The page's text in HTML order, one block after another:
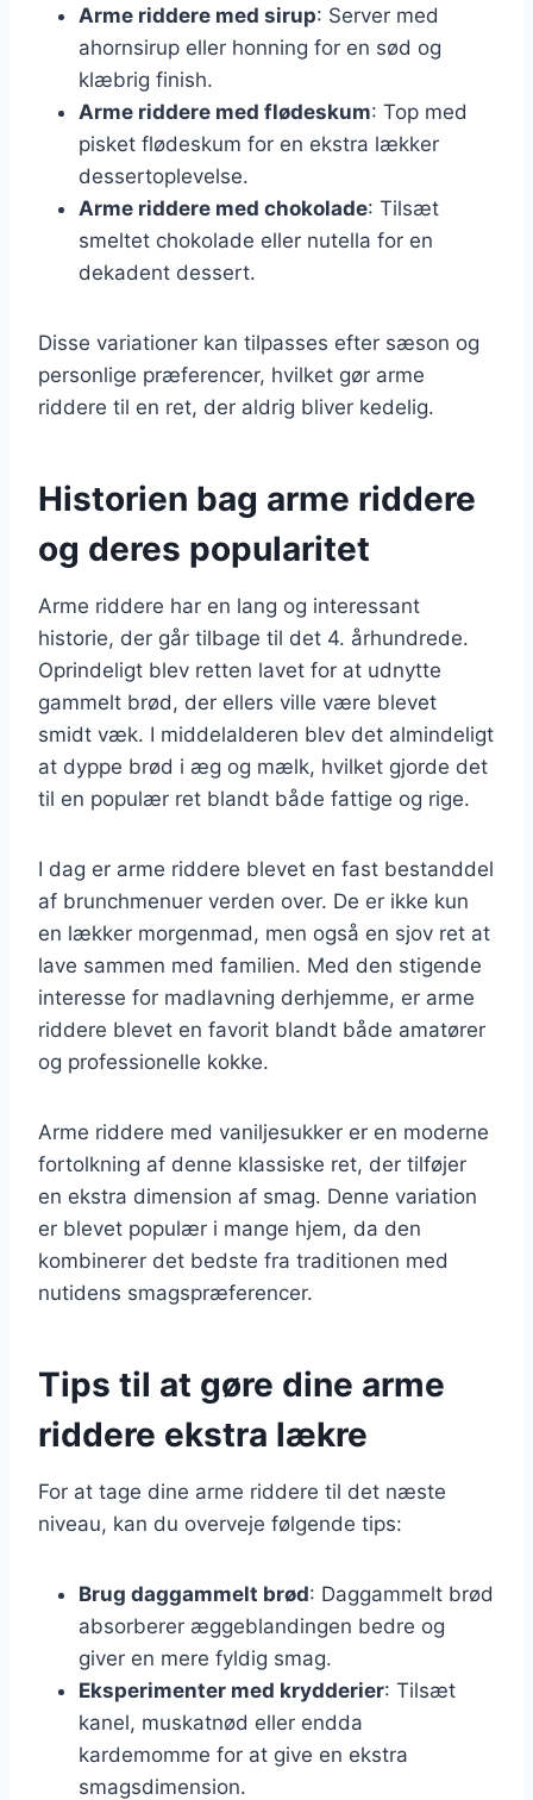
Arme riddere med sirup: Server med
ahornsirup eller honning for en sød og
klæbrig finish.
Arme riddere med flødeskum: Top med
pisket flødeskum for en ekstra lækker
dessertoplevelse.
Arme riddere med chokolade: Tilsæt
smeltet chokolade eller nutella for en
dekadent dessert.
Disse variationer kan tilpasses efter sæson og
personlige præferencer, hvilket gør arme
riddere til en ret, der aldrig bliver kedelig.
Historien bag arme riddere
og deres popularitet
Arme riddere har en lang og interessant
historie, der går tilbage til det 4. århundrede.
Oprindeligt blev retten lavet for at udnytte
gammelt brød, der ellers ville være blevet
smidt væk. I middelalderen blev det almindeligt
at dyppe brød i æg og mælk, hvilket gjorde det
til en populær ret blandt både fattige og rige.
I dag er arme riddere blevet en fast bestanddel
af brunchmenuer verden over. De er ikke kun
en lækker morgenmad, men også en sjov ret at
lave sammen med familien. Med den stigende
interesse for madlavning derhjemme, er arme
riddere blevet en favorit blandt både amatører
og professionelle kokke.
Arme riddere med vaniljesukker er en moderne
fortolkning af denne klassiske ret, der tilføjer
en ekstra dimension af smag. Denne variation
er blevet populær i mange hjem, da den
kombinerer det bedste fra traditionen med
nutidens smagspræferencer.
Tips til at gøre dine arme
riddere ekstra lækre
For at tage dine arme riddere til det næste
niveau, kan du overveje følgende tips:
Brug daggammelt brød: Daggammelt brød
absorberer æggeblandingen bedre og
giver en mere fyldig smag.
Eksperimenter med krydderier: Tilsæt
kanel, muskatnød eller endda
kardemomme for at give en ekstra
smagsdimension.